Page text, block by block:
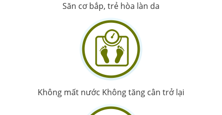
Săn cơ bắp, trẻ hòa làn da
Không mất nước Không tăng cân trở lại